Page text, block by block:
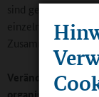
sind
einzelne